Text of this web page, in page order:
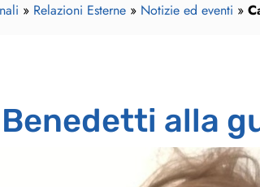
» Relazioni Esterne» Notizie ed eventi »
alla